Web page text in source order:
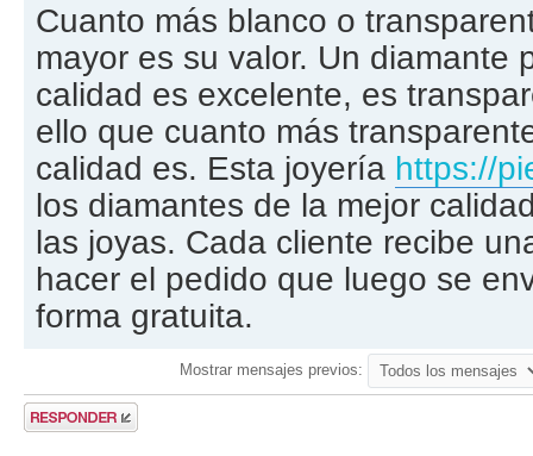
Cuanto más blanco o
mayor es su valor. Un diamante
calidad es excelente, es
ello que cuanto más
calidad es. Esta joyería https://
los diamantes de la mejor
las joyas. Cada cliente recibe
hacer el pedido que luego se
forma gratuita.
Mostrar mensajes previos:
Publicar una
respuesta